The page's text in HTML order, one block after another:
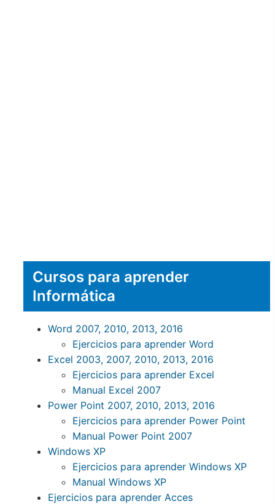
Cursos para aprender
Informática
Word 2007, 2010, 2013, 2016
Ejercicios para aprender Word
Excel 2003, 2007, 2010, 2013, 2016
Ejercicios para aprender Excel
Manual Excel 2007
Power Point 2007, 2010, 2013, 2016
Ejercicios para aprender Power Point
Manual Power Point 2007
Windows XP
Ejercicios para aprender Windows XP
Manual Windows XP
Ejercicios para aprender Acces